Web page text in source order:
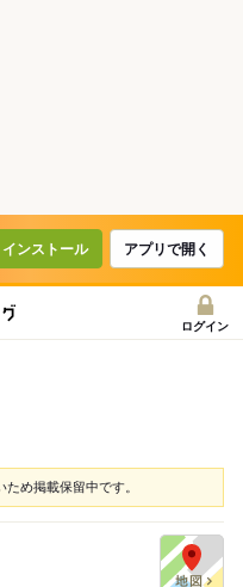
インストール アプリで開く
ログイン
め掲載保留中です。